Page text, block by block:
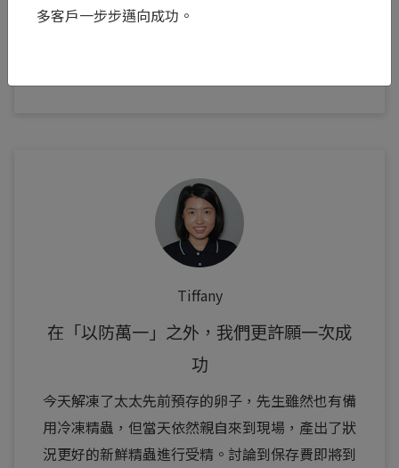
Tiffany
在「以防萬一」之外，我們更許願一次成
功
今天解凍了太太先前預存的卵子，先生雖然也有備
用冷凍精蟲，但當天依然親自來到現場，產出了狀
況更好的新鮮精蟲進行受精。討論到保存費即將到
多客戶一步步邁向成功。